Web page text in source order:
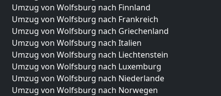
Umzug von Wolfsburg nach Finnland
Umzug von Wolfsburg nach Frankreich
Umzug von Wolfsburg nach Griechenland
Umzug von Wolfsburg nach Italien
Umzug von Wolfsburg nach Liechtenstein
Umzug von Wolfsburg nach Luxemburg
Umzug von Wolfsburg nach Niederlande
Umzug von Wolfsburg nach Norwegen